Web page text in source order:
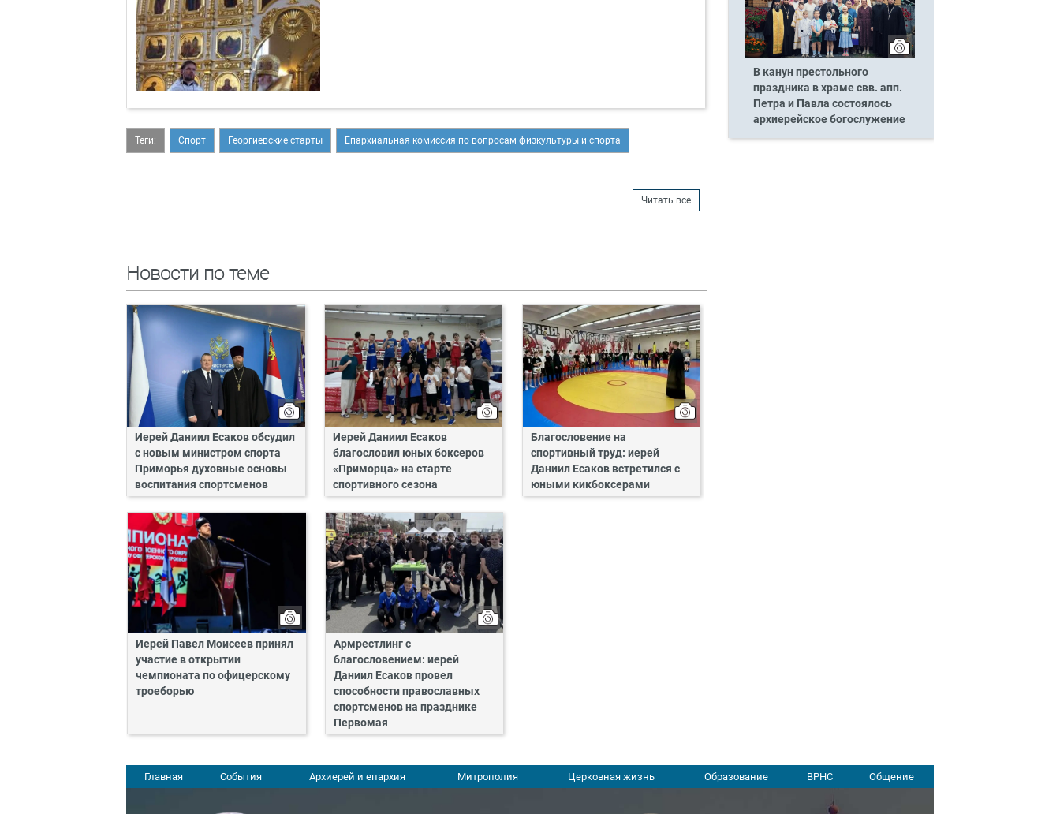
Теги: Спорт Георгиевские старты Епархиальная комиссия по вопросам физкультуры и спорта
Читать все
Новости по теме
Иерей Даниил Есаков обсудил
с новым министром спорта
Приморья духовные основы
воспитания спортсменов
Иерей Даниил Есаков
благословил юных боксеров
«Приморца» на старте
спортивного сезона
Благословение на
спортивный труд: иерей
Даниил Есаков встретился с
юными кикбоксерами
Иерей Павел Моисеев принял
участие в открытии
чемпионата по офицерскому
троеборью
Армрестлинг с
благословением: иерей
Даниил Есаков провел
способности православных
спортсменов на празднике
Первомая
В канун престольного
праздника в храме свв. апп.
Петра и Павла состоялось
архиерейское богослужение
Главная События Архиерей и епархия Митрополия Церковная жизнь Образование ВРНС Общение